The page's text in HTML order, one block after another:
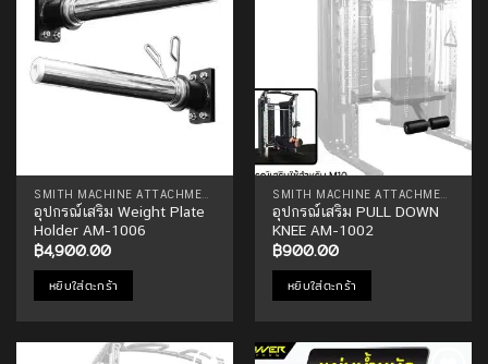
อุปกรณ์เสริม Weight Plate
Holder AM-1006
฿4,900.00
หยิบใส่ตะกร้า
อุปกรณ์เสริม PULL DOWN
KNEE AM-1002
฿900.00
หยิบใส่ตะกร้า